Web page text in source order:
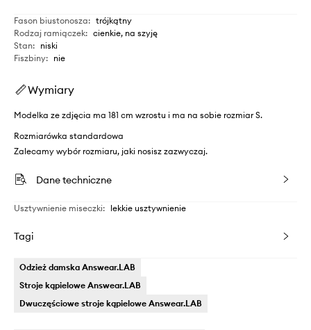
Fason biustonosza: trójkątny
Rodzaj ramiączek: cienkie, na szyję
Stan: niski
Fiszbiny: nie
Wymiary
Modelka ze zdjęcia ma 181 cm wzrostu i ma na sobie rozmiar S.
Rozmiarówka standardowa
Zalecamy wybór rozmiaru, jaki nosisz zazwyczaj.
Dane techniczne
Usztywnienie miseczki: lekkie usztywnienie
Tagi
Odzież damska Answear.LAB
Stroje kąpielowe Answear.LAB
Dwuczęściowe stroje kąpielowe Answear.LAB